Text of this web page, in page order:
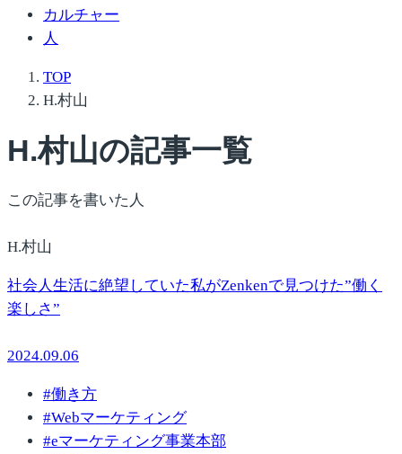
カルチャー
人
TOP
H.村山
H.村山の記事一覧
この記事を書いた人
H.村山
社会人生活に絶望していた私がZenkenで見つけた”働く
楽しさ”
2024.09.06
#働き方
#Webマーケティング
#eマーケティング事業本部